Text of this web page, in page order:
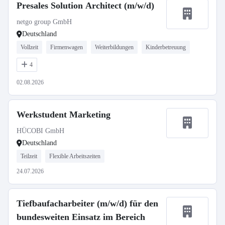
Presales Solution Architect (m/w/d)
netgo group GmbH
Deutschland
Vollzeit Firmenwagen Weiterbildungen Kinderbetreuung
4
02.08.2026
Werkstudent Marketing
HÜCOBI GmbH
Deutschland
Teilzeit Flexible Arbeitszeiten
24.07.2026
Tiefbaufacharbeiter (m/w/d) für den
bundesweiten Einsatz im Bereich